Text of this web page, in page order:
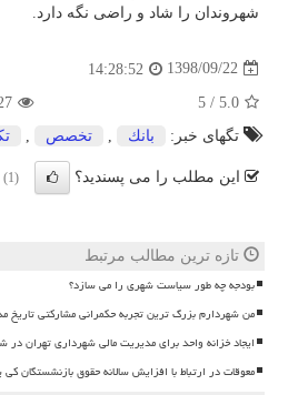
شهروندان را شاد و راضی نگه دارد.
1398/09/22
14:28:52
5.0
/
5
تگهای خبر:
بانك تخصص
این مطلب را می پسندید؟ (1)
تازه ترین مطالب مرتبط
بودجه چه طور سیاست شهری را می سازد؟
من شهردارم بزرگ ترین تجربه حکمرانی مشارکتی
ایجاد خزانه واحد برای مدیریت مالی شهرداری تهران در
معوقات در ارتباط با افزایش سالانه حقوق بازنشستگان